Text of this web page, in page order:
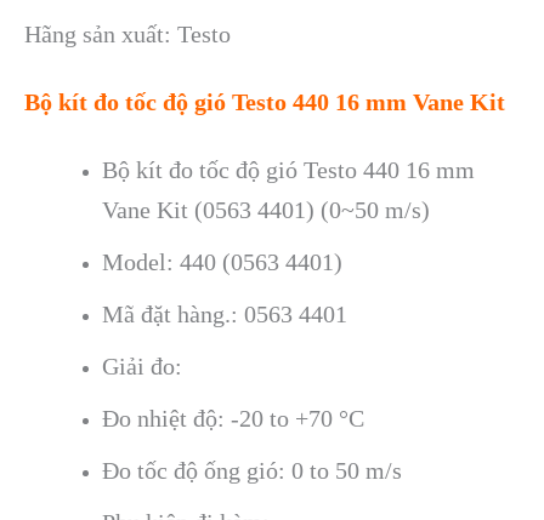
Hãng sản xuất: Testo
Bộ kít đo tốc độ gió Testo 440 16 mm Vane Kit
Bộ kít đo tốc độ gió Testo 440 16 mm
Vane Kit (0563 4401) (0~50 m/s)
Model: 440 (0563 4401)
Mã đặt hàng.: 0563 4401
Giải đo:
Đo nhiệt độ: -20 to +70 °C
Đo tốc độ ống gió: 0 to 50 m/s